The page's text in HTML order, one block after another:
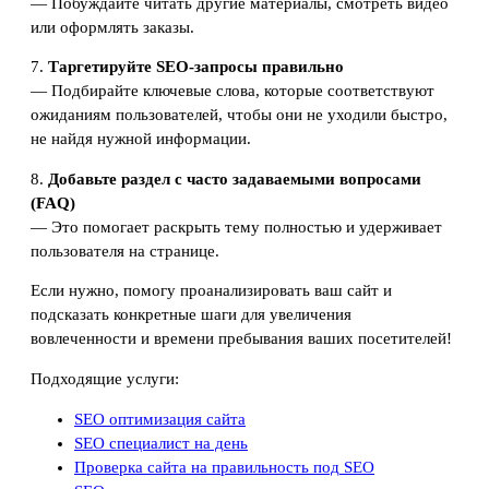
или оформлять заказы.
7. Таргетируйте SEO-запросы правильно
— Подбирайте ключевые слова, которые соответствуют
ожиданиям пользователей, чтобы они не уходили быстро,
не найдя нужной информации.
8. Добавьте раздел с часто задаваемыми вопросами
(FAQ)
— Это помогает раскрыть тему полностью и удерживает
пользователя на странице.
Если нужно, помогу проанализировать ваш сайт и
подсказать конкретные шаги для увеличения
вовлеченности и времени пребывания ваших посетителей!
Подходящие услуги:
SEO оптимизация сайта
SEO специалист на день
Проверка сайта на правильность под SEO